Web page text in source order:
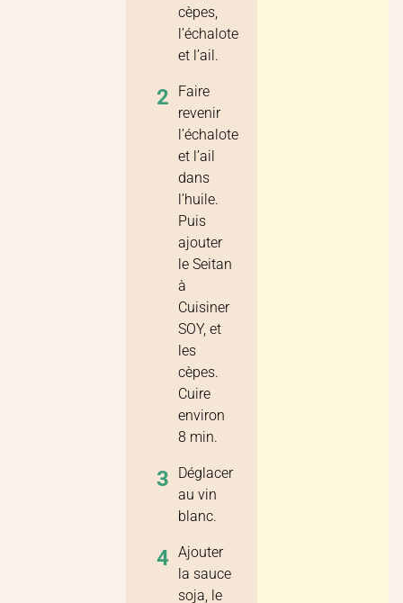
cèpes,
l’échalote
et l’ail.
2
Faire
revenir
l’échalote
et l’ail
dans
l’huile.
Puis
ajouter
le Seitan
à
Cuisiner
SOY, et
les
cèpes.
Cuire
environ
8 min.
3
Déglacer
au vin
blanc.
4 Ajouter
la sauce
soja, le